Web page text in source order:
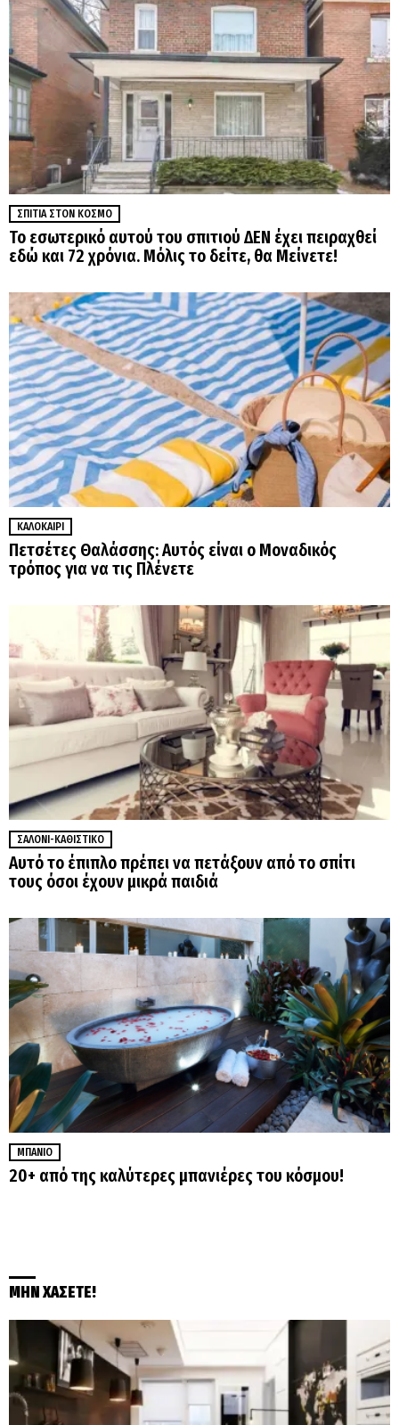
ΣΠΊΤΙΑ ΣΤΟΝ ΚΌΣΜΟ
Το εσωτερικό αυτού του σπιτιού ΔΕΝ έχει πειραχθεί
εδώ και 72 χρόνια. Μόλις το δείτε, θα Μείνετε!
ΚΑΛΟΚΑΊΡΙ
Πετσέτες Θαλάσσης: Αυτός είναι ο Μοναδικός
τρόπος για να τις Πλένετε
ΣΑΛΌΝΙ-ΚΑΘΙΣΤΙΚΌ
Αυτό το έπιπλο πρέπει να πετάξουν από το σπίτι
τους όσοι έχουν μικρά παιδιά
ΜΠΆΝΙΟ
20+ από της καλύτερες μπανιέρες του κόσμου!
ΜΗΝ ΧΑΣΕΤΕ!